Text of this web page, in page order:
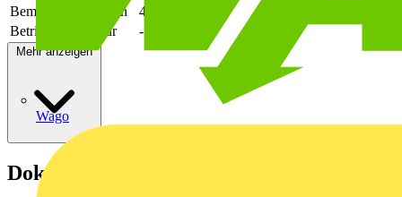
Wago
Bemessungsstrom In
41
Betriebstemperatur
-50 - 130
Mehr anzeigen
Dokumente